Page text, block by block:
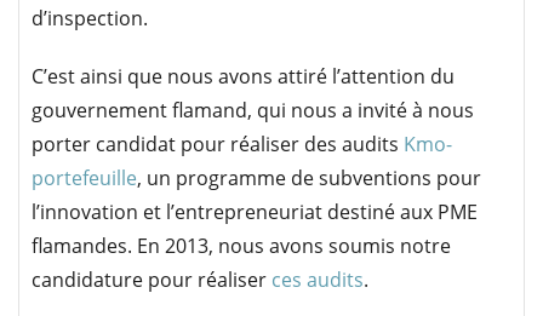
d’inspection.
C’est ainsi que nous avons attiré l’attention du
gouvernement flamand, qui nous a invité à nous
porter candidat pour réaliser des audits Kmo-
portefeuille, un programme de subventions pour
l’innovation et l’entrepreneuriat destiné aux PME
flamandes. En 2013, nous avons soumis notre
candidature pour réaliser ces audits.